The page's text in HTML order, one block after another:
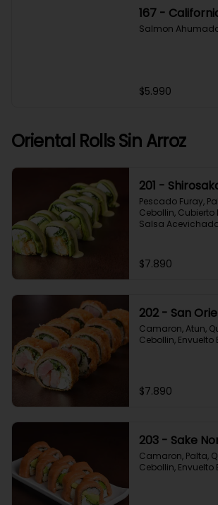
167 -
Salmon
$5.990
Oriental Rolls Sin Arroz
201 -
Pescado Furay,
Cebollin, Cubierto
Salsa
$7.890
202 - San
Camaron, Atun,
Cebollin, Envuelto
$7.890
203 - Sake
Camaron, Palta,
Cebollin, Envuelto